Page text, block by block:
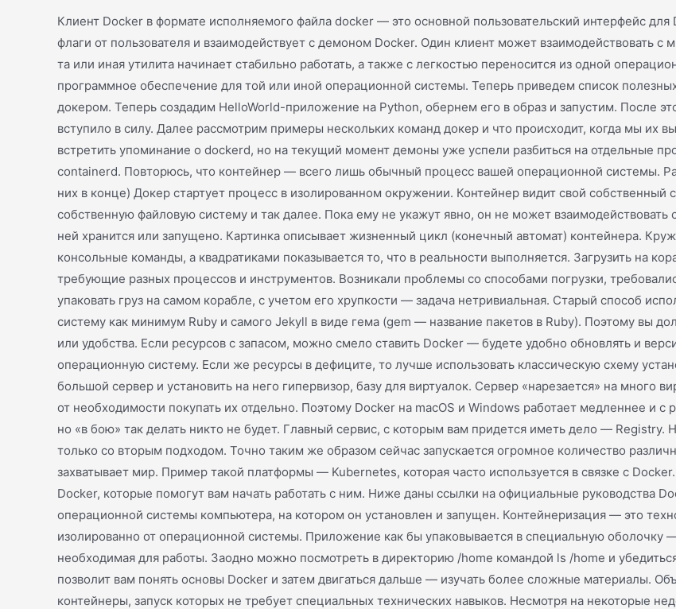
Клиент Docker в формате исполняемого файла docker — это основной пользовательский интерфейс
флаги от пользователя и взаимодействует с демоном Docker. Один клиент может взаимодействовать
та или иная утилита начинает стабильно работать, а также с легкостью переносится из одной
программное обеспечение для той или иной операционной системы. Теперь приведем список
докером. Теперь создадим HelloWorld-приложение на Python, обернем его в образ и запустим. После
вступило в силу. Далее рассмотрим примеры нескольких команд докер и что происходит, когда мы
встретить упоминание о dockerd, но на текущий момент демоны уже успели разбиться на отдельные
containerd. Повторюсь, что контейнер — всего лишь обычный процесс вашей операционной системы.
них в конце) Докер стартует процесс в изолированном окружении. Контейнер видит свой
собственную файловую систему и так далее. Пока ему не укажут явно, он не может
ней хранится или запущено. Картинка описывает жизненный цикл (конечный автомат) контейнера.
консольные команды, а квадратиками показывается то, что в реальности выполняется. Загрузить на
требующие разных процессов и инструментов. Возникали проблемы со способами погрузки,
упаковать груз на самом корабле, с учетом его хрупкости — задача нетривиальная. Старый способ
систему как минимум Ruby и самого Jekyll в виде гема (gem — название пакетов в Ruby). Поэтому вы
или удобства. Если ресурсов с запасом, можно смело ставить Docker — будете удобно обновлять и
операционную систему. Если же ресурсы в дефиците, то лучше использовать классическую схему
большой сервер и установить на него гипервизор, базу для виртуалок. Сервер «нарезается» на много
от необходимости покупать их отдельно. Поэтому Docker на macOS и Windows работает медленнее и
но «в бою» так делать никто не будет. Главный сервис, с которым вам придется иметь дело — Registry.
только со вторым подходом. Точно таким же образом сейчас запускается огромное количество
захватывает мир. Пример такой платформы — Kubernetes, которая часто используется в связке с
Docker, которые помогут вам начать работать с ним. Ниже даны ссылки на официальные руководства
операционной системы компьютера, на котором он установлен и запущен. Контейнеризация — это
изолированно от операционной системы. Приложение как бы упаковывается в специальную оболочку
необходимая для работы. Заодно можно посмотреть в директорию /home командой ls /home и
позволит вам понять основы Docker и затем двигаться дальше — изучать более сложные материалы.
контейнеры, запуск которых не требует специальных технических навыков. Несмотря на некоторые